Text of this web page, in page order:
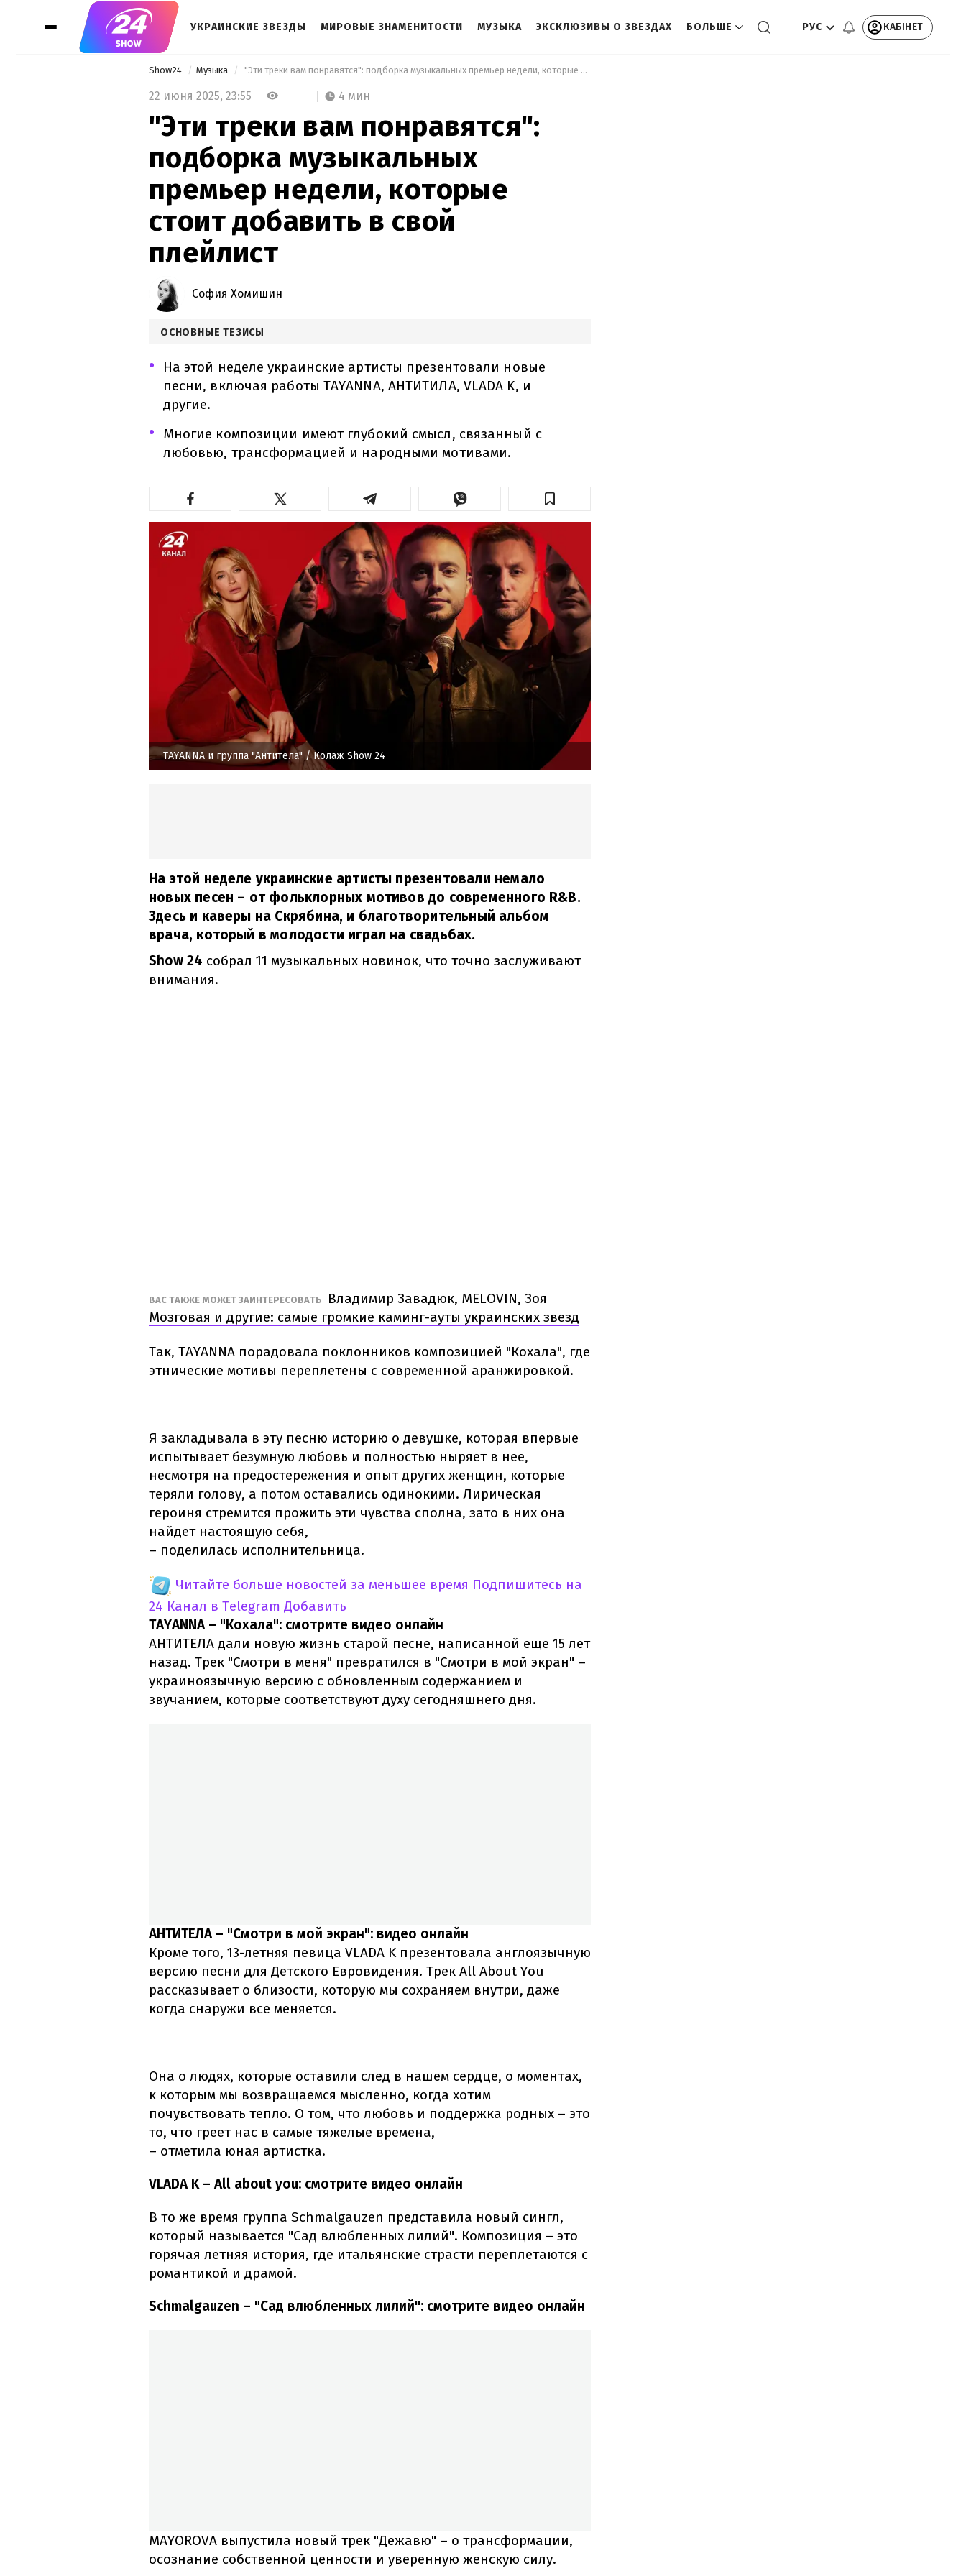
УКРАИНСКИЕ ЗВЕЗДЫ МИРОВЫЕ ЗНАМЕНИТОСТИ МУЗЫКА ЭКСКЛЮЗИВЫ О ЗВЕЗДАХ БОЛЬШЕ РУС КАБІНЕТ
Show24 Музыка "Эти треки вам понравятся": подборка музыкальных премьер недели, которые стоит добавить в свой плейлист
22 июня 2025, 23:55 4 мин
"Эти треки вам понравятся":
подборка музыкальных
премьер недели, которые
стоит добавить в свой
плейлист
София Хомишин
ОСНОВНЫЕ ТЕЗИСЫ
На этой неделе украинские артисты презентовали новые
песни, включая работы TAYANNA, АНТИТИЛА, VLADA K, и
другие.
Многие композиции имеют глубокий смысл, связанный с
любовью, трансформацией и народными мотивами.
TAYANNA и группа "Антитела" / Колаж Show 24
На этой неделе украинские артисты презентовали немало
новых песен – от фольклорных мотивов до современного R&B.
Здесь и каверы на Скрябина, и благотворительный альбом
врача, который в молодости играл на свадьбах.
Show 24 собрал 11 музыкальных новинок, что точно заслуживают
внимания.
ВАС ТАКЖЕ МОЖЕТ ЗАИНТЕРЕСОВАТЬ
Владимир Завадюк, MELOVIN, Зоя
Мозговая и другие: самые громкие каминг-ауты украинских звезд
Так, TAYANNA порадовала поклонников композицией "Кохала", где
этнические мотивы переплетены с современной аранжировкой.
Я закладывала в эту песню историю о девушке, которая впервые
испытывает безумную любовь и полностью ныряет в нее,
несмотря на предостережения и опыт других женщин, которые
теряли голову, а потом оставались одинокими. Лирическая
героиня стремится прожить эти чувства сполна, зато в них она
найдет настоящую себя,
– поделилась исполнительница.
Читайте больше новостей за меньшее время Подпишитесь на
24 Канал в Telegram Добавить
TAYANNA – "Кохала": смотрите видео онлайн
АНТИТЕЛА дали новую жизнь старой песне, написанной еще 15 лет
назад. Трек "Смотри в меня" превратился в "Смотри в мой экран" –
украиноязычную версию с обновленным содержанием и
звучанием, которые соответствуют духу сегодняшнего дня.
АНТИТЕЛА – "Смотри в мой экран": видео онлайн
Кроме того, 13-летняя певица VLADA K презентовала англоязычную
версию песни для Детского Евровидения. Трек All About You
рассказывает о близости, которую мы сохраняем внутри, даже
когда снаружи все меняется.
Она о людях, которые оставили след в нашем сердце, о моментах,
к которым мы возвращаемся мысленно, когда хотим
почувствовать тепло. О том, что любовь и поддержка родных – это
то, что греет нас в самые тяжелые времена,
– отметила юная артистка.
VLADA K – All about you: смотрите видео онлайн
В то же время группа Schmalgauzen представила новый сингл,
который называется "Сад влюбленных лилий". Композиция – это
горячая летняя история, где итальянские страсти переплетаются с
романтикой и драмой.
Schmalgauzen – "Сад влюбленных лилий": смотрите видео онлайн
MAYOROVA выпустила новый трек "Дежавю" – о трансформации,
осознание собственной ценности и уверенную женскую силу.